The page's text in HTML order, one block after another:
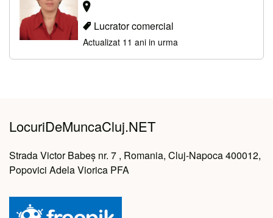
Lucrator comercial
Actualizat 11 ani in urma
LocuriDeMuncaCluj.NET
Strada Victor Babeș nr. 7 , Romania, Cluj-Napoca 400012,
Popovici Adela Viorica PFA